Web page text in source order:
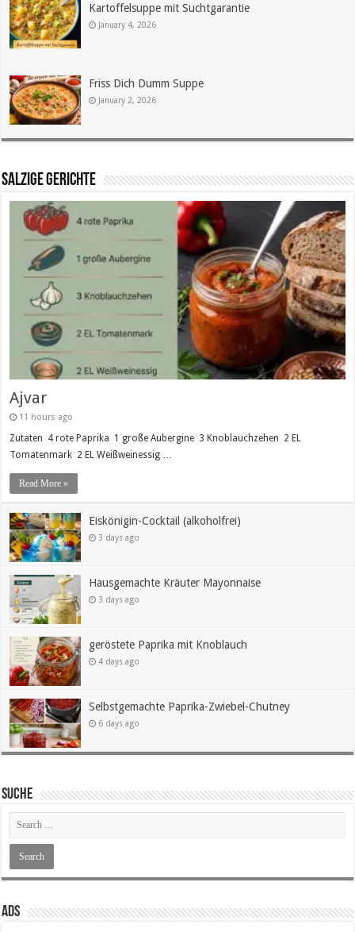
Kartoffelsuppe mit Suchtgarantie
January 4, 2026
Friss Dich Dumm Suppe
January 2, 2026
SALZIGE GERICHTE
Ajvar
11 hours ago
Zutaten 4 rote Paprika 1 große Aubergine 3 Knoblauchzehen 2 EL
Tomatenmark 2 EL Weißweinessig …
Read More »
Eiskönigin-Cocktail (alkoholfrei)
3 days ago
Hausgemachte Kräuter Mayonnaise
3 days ago
geröstete Paprika mit Knoblauch
4 days ago
Selbstgemachte Paprika-Zwiebel-Chutney
6 days ago
SUCHE
ADS